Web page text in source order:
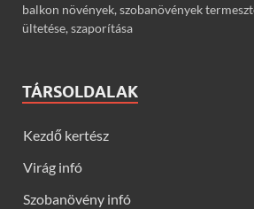
balkon növények, szobanövények
ültetése, szaporítása
TÁRSOLDALAK
Kezdő kertész
Virág infó
Szobanövény infó